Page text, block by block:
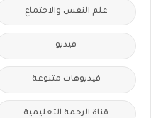
علم النفس والاجتماع
فيديو
فيديوهات متنوعة
قناة الرحمة التعليمية